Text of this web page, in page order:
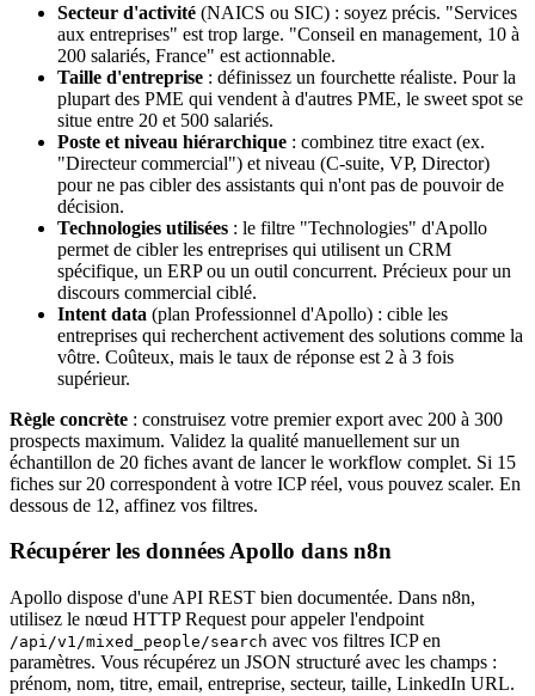
Secteur d'activité (NAICS ou SIC) : soyez précis. "Services
aux entreprises" est trop large. "Conseil en management, 10 à
200 salariés, France" est actionnable.
Taille d'entreprise : définissez un fourchette réaliste. Pour la
plupart des PME qui vendent à d'autres PME, le sweet spot se
situe entre 20 et 500 salariés.
Poste et niveau hiérarchique : combinez titre exact (ex.
"Directeur commercial") et niveau (C-suite, VP, Director)
pour ne pas cibler des assistants qui n'ont pas de pouvoir de
décision.
Technologies utilisées : le filtre "Technologies" d'Apollo
permet de cibler les entreprises qui utilisent un CRM
spécifique, un ERP ou un outil concurrent. Précieux pour un
discours commercial ciblé.
Intent data (plan Professionnel d'Apollo) : cible les
entreprises qui recherchent activement des solutions comme la
vôtre. Coûteux, mais le taux de réponse est 2 à 3 fois
supérieur.
Règle concrète : construisez votre premier export avec 200 à 300
prospects maximum. Validez la qualité manuellement sur un
échantillon de 20 fiches avant de lancer le workflow complet. Si 15
fiches sur 20 correspondent à votre ICP réel, vous pouvez scaler. En
dessous de 12, affinez vos filtres.
Récupérer les données Apollo dans n8n
Apollo dispose d'une API REST bien documentée. Dans n8n,
utilisez le nœud HTTP Request pour appeler l'endpoint
/api/v1/mixed_people/search avec vos filtres ICP en
paramètres. Vous récupérez un JSON structuré avec les champs :
prénom, nom, titre, email, entreprise, secteur, taille, LinkedIn URL.